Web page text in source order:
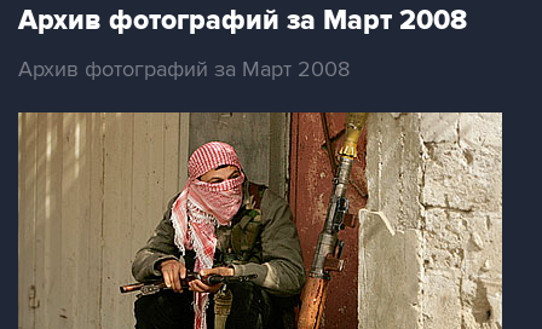
Архив фотографий за Март 2008
Архив фотографий за Март 2008